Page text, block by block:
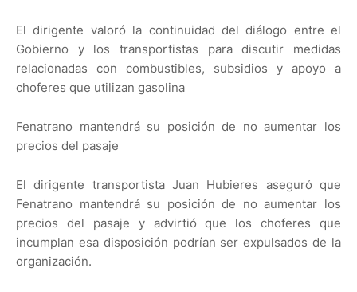
El dirigente valoró la continuidad del diálogo entre el
Gobierno y los transportistas para discutir medidas
relacionadas con combustibles, subsidios y apoyo a
choferes que utilizan gasolina
Fenatrano mantendrá su posición de no aumentar los
precios del pasaje
El dirigente transportista Juan Hubieres aseguró que
Fenatrano mantendrá su posición de no aumentar los
precios del pasaje y advirtió que los choferes que
incumplan esa disposición podrían ser expulsados de la
organización.